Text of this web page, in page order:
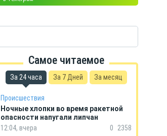
Самое читаемое
За 24 часа За 7 Дней За месяц
Происшествия
Ночные хлопки во время ракетной
опасности напугали липчан
12:04, вчера
0
2358